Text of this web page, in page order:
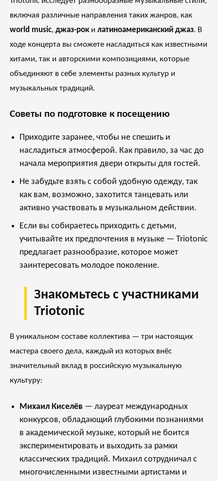
включая различные направления таких жанров, как
world music, джаз-роки латиноамериканский джаз. В
ходе концерта вы сможете насладиться как известными
хитами, так и авторскими композициями, которые
объединяют в себе элементы разных культур и
музыкальных традиций.
Советы по подготовке к посещению
Приходите заранее, чтобы не спешить и
насладиться атмосферой. Как правило, за час до
начала мероприятия двери открыты для гостей.
Не забудьте взять с собой удобную одежду, так
как вам, возможно, захотится танцевать или
активно участвовать в музыкальном действии.
Если вы собираетесь приходить с детьми,
учитывайте их предпочтения в музыке — Triotonic
предлагает разнообразие, которое может
заинтересовать молодое поколение.
Знакомьтесь с участниками
Triotonic
В уникальном составе коллектива — три настоящих
мастера своего дела, каждый из которых внёс
значительный вклад в российскую музыкальную
культуру:
Михаил Киселёв — лауреат международных
конкурсов, обладающий глубокими познаниями
в академической музыке, который не боится
экспериментировать и выходить за рамки
классических традиций. Михаил сотрудничал с
многочисленными известными артистами и